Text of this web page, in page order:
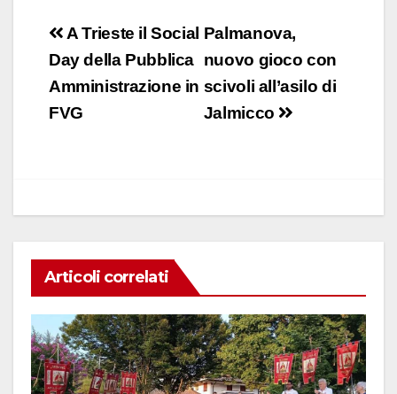
c
e
b
o
at
s
A
k
e
dI
ail n
di
vi
di
Navigazione
articoli
Palmanova,
nuovo gioco con
scivoli all’asilo di
Jalmicco
A Trieste il Social
Day della Pubblica
Amministrazione in
FVG
Articoli correlati